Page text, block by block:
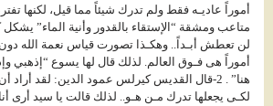
أموراً عاديـه فقط ولم تدرك شيئاً مما قيل، لكنها
متاعب ومشقة “الإستقاء بالقدور وأنية الماء”
لن تعطش أبـداً.. وهكـذا تصورت قياس نعمة الله دون
أموراً هى فـوق العالم. لذلك قال لها يسوع “إذهبي
هنا” . 2-قال القديس كيرلس عمود الدين: لقد أراد
لكـى يجعلها تدرك مـن هـو.. لذلك قالت يا سيد أرى